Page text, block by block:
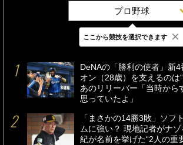
プロ野球
最新 24時間 週間
DeNAの「勝利の使者」新
オン（28歳）を支えるのは
あのリリーバー「当時から
思っていたよ」
「まさかの14勝3敗」ソフ
ムに強い？ 現地記者がナ
紀が名前を挙げた“2人の重
ここから競技を選択できます ×